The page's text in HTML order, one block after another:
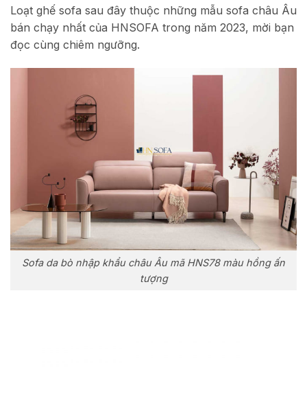
Loạt ghế sofa sau đây thuộc những mẫu sofa châu Âu
bán chạy nhất của HNSOFA trong năm 2023, mời bạn
đọc cùng chiêm ngưỡng.
Sofa da bò nhập khẩu châu Âu mã HNS78 màu hồng ấn
tượng